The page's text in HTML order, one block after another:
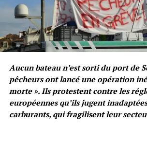
Aucun bateau n’est sorti du port de
pêcheurs ont lancé une opération
morte ». Ils protestent contre les
européennes qu’ils jugent
carburants, qui fragilisent leur